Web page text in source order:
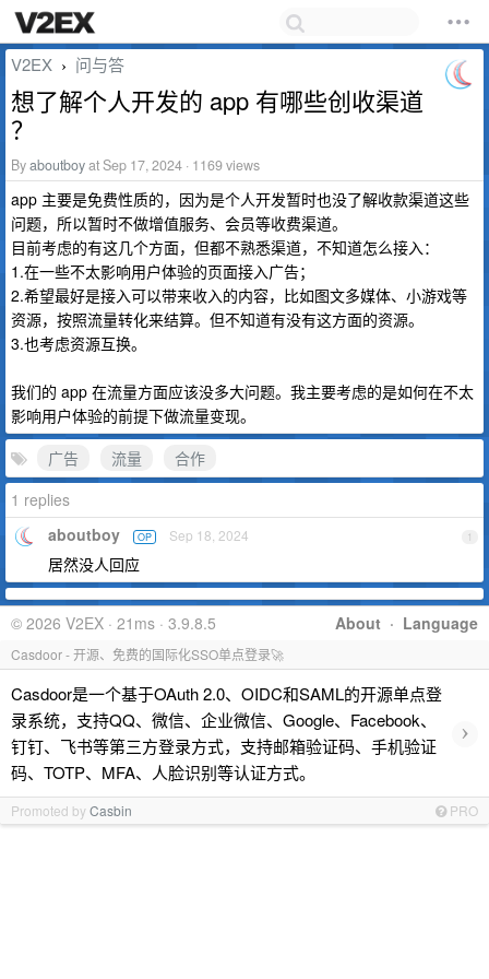
V2EX › 问与答
想了解个人开发的 app 有哪些创收渠道
？
Byaboutboyat Sep 17, 2024 · 1169 views
app 主要是免费性质的，因为是个人开发暂时也没了解收款渠道这些
问题，所以暂时不做增值服务、会员等收费渠道。
目前考虑的有这几个方面，但都不熟悉渠道，不知道怎么接入：
1.在一些不太影响用户体验的页面接入广告；
2.希望最好是接入可以带来收入的内容，比如图文多媒体、小游戏等
资源，按照流量转化来结算。但不知道有没有这方面的资源。
3.也考虑资源互换。
我们的 app 在流量方面应该没多大问题。我主要考虑的是如何在不太
影响用户体验的前提下做流量变现。
广告
流量
合作
1 replies
1
aboutboy OP Sep 18, 2024
居然没人回应
About · Language
© 2026 V2EX · 21ms · 3.9.8.5
Casdoor - 开源、免费的国际化SSO单点登录🚀
Casdoor是一个基于OAuth 2.0、OIDC和SAML的开源单点登
录系统，支持QQ、微信、企业微信、Google、Facebook、
钉钉、飞书等第三方登录方式，支持邮箱验证码、手机验证
码、TOTP、MFA、人脸识别等认证方式。
›
Promoted byCasbin PRO